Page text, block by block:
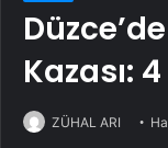
Kazası:
ZÜHAL ARI